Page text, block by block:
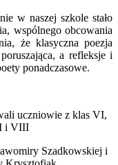
w naszej szkole stało
wspólnego obcowania
że klasyczna poezja
a refleksje i
ponadczasowe.
uczniowie z klas VI,
i VIII
Szadkowskiej i